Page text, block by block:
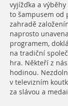
vyjížďka a
to šampusem od
zahradě
naprosto
programem,
na tradiční
hra. Někteří z
hodinou.
v televizním
za slávou a